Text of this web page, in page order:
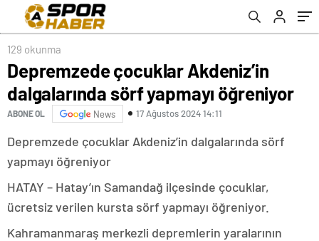
129 okunma
Depremzede çocuklar Akdeniz’in
dalgalarında sörf yapmayı öğreniyor
ABONE OL News 17 Ağustos 2024 14:11
Depremzede çocuklar Akdeniz’in dalgalarında sörf
yapmayı öğreniyor
HATAY – Hatay’ın Samandağ ilçesinde çocuklar,
ücretsiz verilen kursta sörf yapmayı öğreniyor.
Kahramanmaraş merkezli depremlerin yaralarının